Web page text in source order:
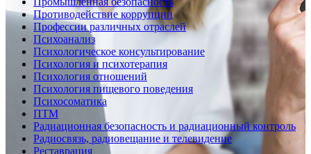
Противодействие коррупции
Профессии различных отраслей
Психоанализ
Психологическое консультирование
Психология и психотерапия
Психология отношений
Психология пищевого поведения
Психосоматика
ПТМ
Радиационная безопасность и радиационный контроль
Радиосвязь, радиовещание и телевидение
Реставрация